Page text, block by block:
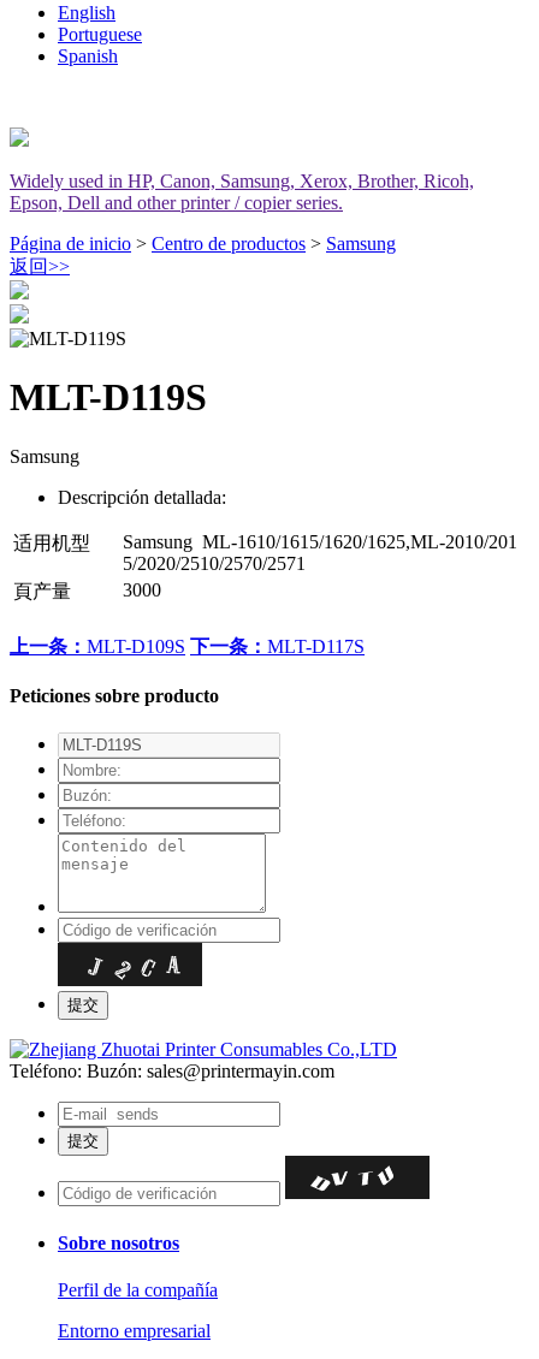
English
Portuguese
Spanish
Widely used in HP, Canon, Samsung, Xerox, Brother, Ricoh,
Epson, Dell and other printer / copier series.
Página de inicio > Centro de productos > Samsung
返回>>
MLT-D119S
Samsung
Descripción detallada:
适用机型
Samsung ML-1610/1615/1620/1625,ML-2010/201
5/2020/2510/2570/2571
頁产量
3000
上一条： MLT-D109S 下一条： MLT-D117S
Peticiones sobre producto
Teléfono: Buzón: sales@printermayin.com
Sobre nosotros
Perfil de la compañía
Entorno empresarial